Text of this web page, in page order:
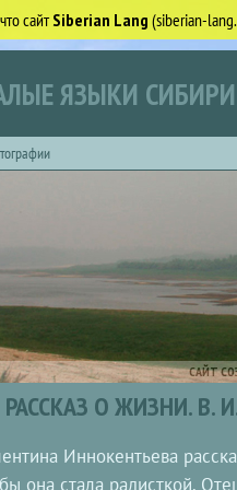
сайтSiberian Lang (siberian-
ЯЗЫКИ
САЙТ
РАССКАЗ О ЖИЗНИ. В.
Иннокентьева
она стала радисткой.